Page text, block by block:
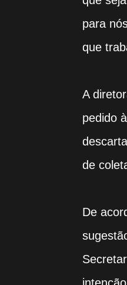
para
que
A
pedido
de
De